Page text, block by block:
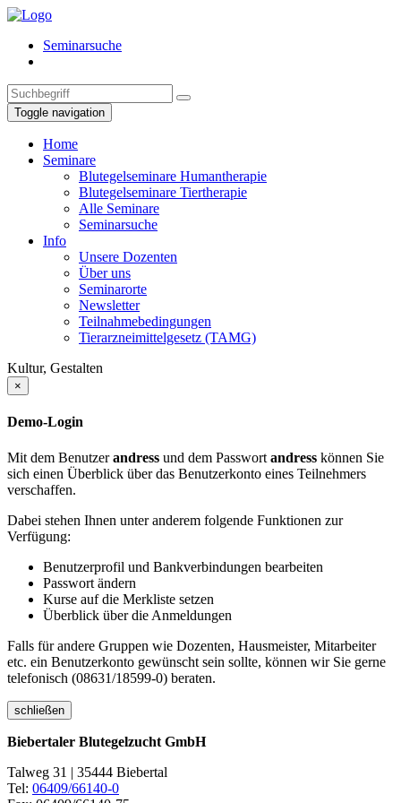
Seminarsuche
Toggle navigation
Home
Seminare
Blutegelseminare Humantherapie
Blutegelseminare Tiertherapie
Alle Seminare
Seminarsuche
Info
Unsere Dozenten
Über uns
Seminarorte
Newsletter
Teilnahmebedingungen
Tierarzneimittelgesetz (TAMG)
Kultur, Gestalten
×
Demo-Login
Mit dem Benutzerandress und dem Passwort andress können Sie
sich einen Überblick über das Benutzerkonto eines Teilnehmers
verschaffen.
Dabei stehen Ihnen unter anderem folgende Funktionen zur
Verfügung:
Benutzerprofil und Bankverbindungen bearbeiten
Passwort ändern
Kurse auf die Merkliste setzen
Überblick über die Anmeldungen
Falls für andere Gruppen wie Dozenten, Hausmeister, Mitarbeiter
etc. ein Benutzerkonto gewünscht sein sollte, können wir Sie gerne
telefonisch (08631/18599-0) beraten.
schließen
Biebertaler Blutegelzucht GmbH
Talweg 31 | 35444 Biebertal
Tel: 06409/66140-0